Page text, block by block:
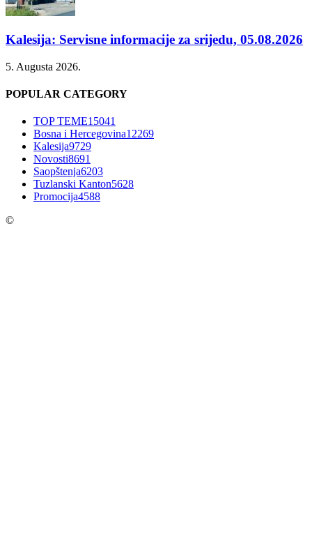
Kalesija: Servisne informacije za srijedu, 05.08.2026
5. Augusta 2026.
POPULAR CATEGORY
TOP TEME15041
Bosna i Hercegovina12269
Kalesija9729
Novosti8691
Saopštenja6203
Tuzlanski Kanton5628
Promocija4588
©